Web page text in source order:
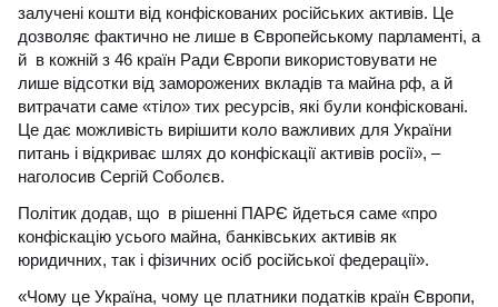
залучені кошти від конфіскованих російських активів. Це
дозволяє фактично не лише в Європейському парламенті, а
й в кожній з 46 країн Ради Європи використовувати не
лише відсотки від заморожених вкладів та майна рф, а й
витрачати саме «тіло» тих ресурсів, які були конфісковані.
Це дає можливість вирішити коло важливих для України
питань і відкриває шлях до конфіскації активів росії», –
наголосив Сергій Соболєв.
Політик додав, що в рішенні ПАРЄ йдеться саме «про
конфіскацію усього майна, банківських активів як
юридичних, так і фізичних осіб російської федерації».
«Чому це Україна, чому це платники податків країн Європи,